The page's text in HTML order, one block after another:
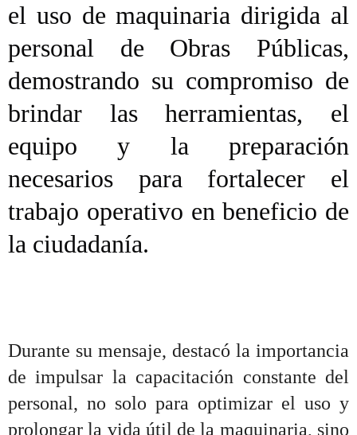
el uso de maquinaria dirigida al
personal de Obras Públicas,
demostrando su compromiso de
brindar las herramientas, el
equipo y la preparación
necesarios para fortalecer el
trabajo operativo en beneficio de
la ciudadanía.
Durante su mensaje, destacó la importancia
de impulsar la capacitación constante del
personal, no solo para optimizar el uso y
prolongar la vida útil de la maquinaria, sino